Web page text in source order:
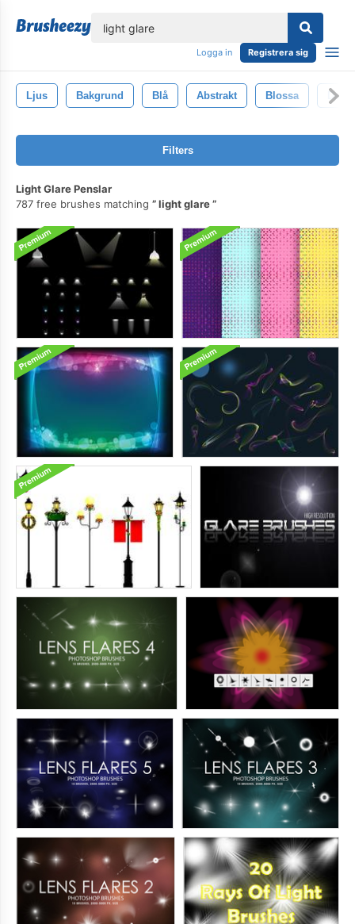
Logga in Registrera sig
Ljus Bakgrund Blå Abstrakt Blossa
Filters
Light Glare Penslar
787 free brushes matching
light glare